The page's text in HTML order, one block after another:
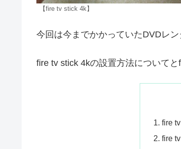
【fire tv stick 4k】
今回は今までかかっていたDVDレ
fire tv stick 4kの設置方法について
fire
fire